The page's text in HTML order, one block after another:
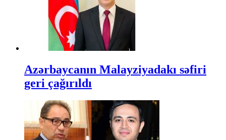
Azərbaycanın Malayziyadakı səfiri
geri çağırıldı